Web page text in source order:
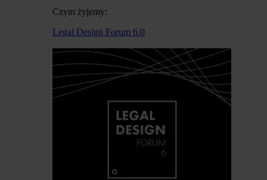
Czym żyjemy:
Legal Design Forum 6.0